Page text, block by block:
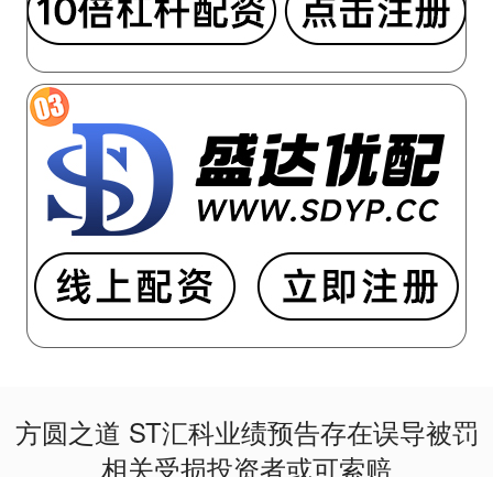
方圆之道 ST汇科业绩预告存在误导被罚
相关受损投资者或可索赔